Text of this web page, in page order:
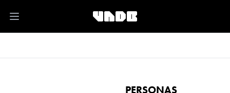
Open main menu
PERSONAS